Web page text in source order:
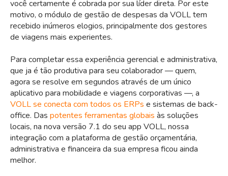
você certamente é cobrada por sua líder direta. Por este
motivo, o módulo de gestão de despesas da VOLL tem
recebido inúmeros elogios, principalmente dos gestores
de viagens mais experientes.
Para completar essa experiência gerencial e administrativa,
que ja é tão produtiva para seu colaborador — quem,
agora se resolve em segundos através de um único
aplicativo para mobilidade e viagens corporativas —, a
VOLL se conecta com todos os ERPs e sistemas de back-
office. Das potentes ferramentas globais às soluções
locais, na nova versão 7.1 do seu app VOLL, nossa
integração com a plataforma de gestão orçamentária,
administrativa e financeira da sua empresa ficou ainda
melhor.